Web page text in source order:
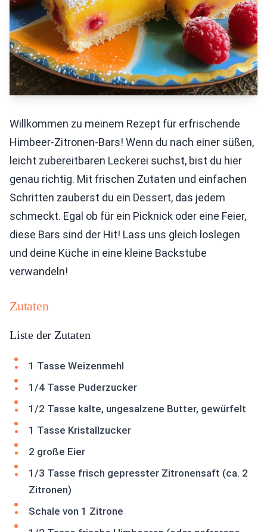
Willkommen zu meinem Rezept für erfrischende
Himbeer-Zitronen-Bars! Wenn du nach einer süßen,
leicht zubereitbaren Leckerei suchst, bist du hier
genau richtig. Mit frischen Zutaten und einfachen
Schritten zauberst du ein Dessert, das jedem
schmeckt. Egal ob für ein Picknick oder eine Feier,
diese Bars sind der Hit! Lass uns gleich loslegen
und deine Küche in eine kleine Backstube
verwandeln!
Zutaten
Liste der Zutaten
1 Tasse Weizenmehl
1/4 Tasse Puderzucker
1/2 Tasse kalte, ungesalzene Butter, gewürfelt
1 Tasse Kristallzucker
2 große Eier
1/3 Tasse frisch gepresster Zitronensaft (ca. 2
Zitronen)
Schale von 1 Zitrone